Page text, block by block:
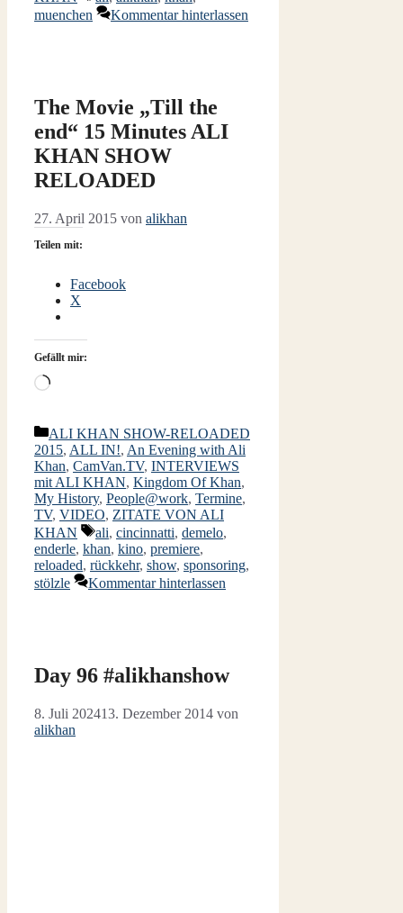
muenchen
Kommentar hinterlassen
The Movie „Till the
end“ 15 Minutes ALI
KHAN SHOW
RELOADED
27. April 2015 von alikhan
Teilen mit:
Facebook
X
Gefällt mir:
Wird
Kategorien
ALI KHAN SHOW-RELOADED
2015, ALL IN!, An Evening with Ali
Khan, CamVan.TV, INTERVIEWS
mit ALI KHAN, Kingdom Of Khan,
My History, People@work, Termine,
TV, VIDEO, ZITATE VON ALI
KHAN
Schlagwörter
ali, cincinnatti, demelo,
enderle, khan, kino, premiere,
reloaded, rückkehr, show, sponsoring,
stölzle
Kommentar hinterlassen
Day 96 #alikhanshow
8. Juli 202413. Dezember 2014 von
alikhan